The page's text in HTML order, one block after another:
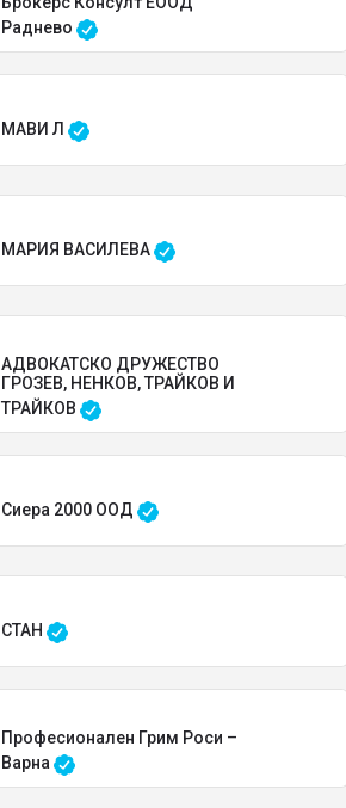
Раднево
МАВИ Л
МАРИЯ ВАСИЛЕВА
АДВОКАТСКО ДРУЖЕСТВО
ГРОЗЕВ, НЕНКОВ, ТРАЙКОВ И
ТРАЙКОВ
Сиера 2000 ООД
СТАН
Професионален Грим Роси –
Варна